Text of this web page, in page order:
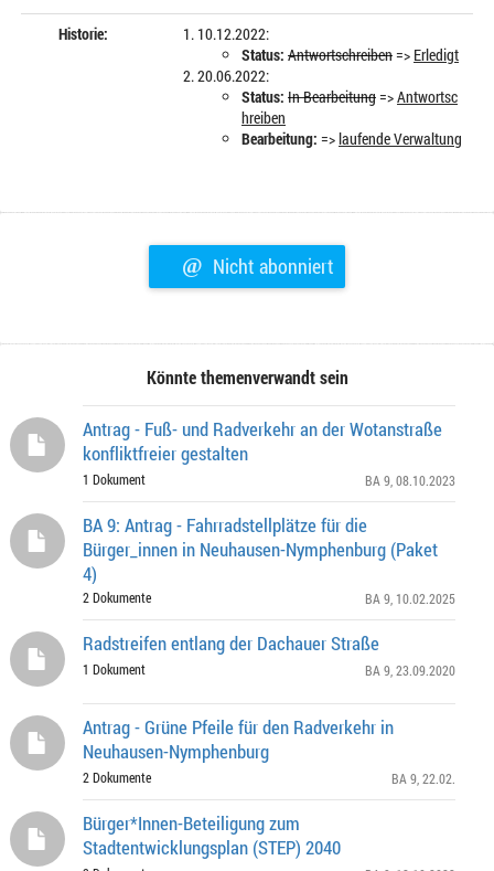
Historie:
10.12.2022:
Status: Antwortschreiben=> Erledigt
20.06.2022:
Status: In Bearbeitung=>Antwortsc
hreiben
Bearbeitung: =>laufende Verwaltung
@ Nicht abonniert
Könnte themenverwandt sein
Antrag - Fuß- und Radverkehr an der Wotanstraße
konfliktfreier gestalten
1 Dokument BA 9 , 08.10.2023
BA 9: Antrag - Fahrradstellplätze für die
Bürger_innen in Neuhausen-Nymphenburg (Paket
4)
2 Dokumente BA 9 , 10.02.2025
Radstreifen entlang der Dachauer Straße
1 Dokument BA 9 , 23.09.2020
Antrag - Grüne Pfeile für den Radverkehr in
Neuhausen-Nymphenburg
2 Dokumente BA 9 , 22.02.
Bürger*Innen-Beteiligung zum
Stadtentwicklungsplan (STEP) 2040